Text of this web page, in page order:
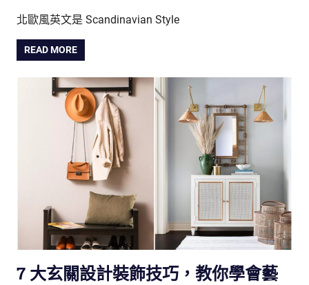
北歐風英文是 Scandinavian Style
READ MORE
7 大玄關設計裝飾技巧，教你學會藝